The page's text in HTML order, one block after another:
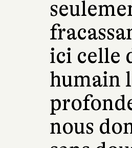
ici celle
humain
nous